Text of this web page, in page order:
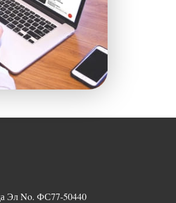
Эл No. ФС77-50440